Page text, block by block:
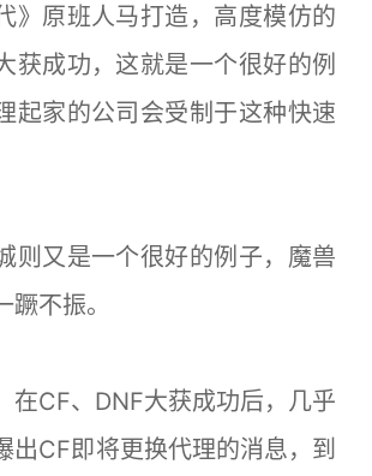
》原班人马打造，高度模仿的
获成功，这就是一个很好的例
起家的公司会受制于这种快速
则又是一个很好的例子，魔兽
不振。
在CF、DNF大获成功后，几乎
出CF即将更换代理的消息，到